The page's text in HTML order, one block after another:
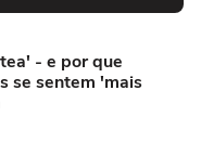
- e por que
se sentem 'mais